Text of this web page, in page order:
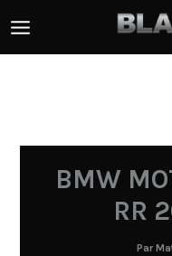
au
contenu
BMW
RR
Par